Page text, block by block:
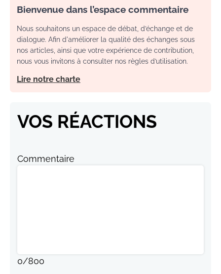
Bienvenue dans l’espace commentaire
Nous souhaitons un espace de débat, d’échange et de
dialogue. Afin d'améliorer la qualité des échanges sous
nos articles, ainsi que votre expérience de contribution,
nous vous invitons à consulter nos règles d’utilisation.
Lire notre charte
VOS RÉACTIONS
Commentaire
0/800